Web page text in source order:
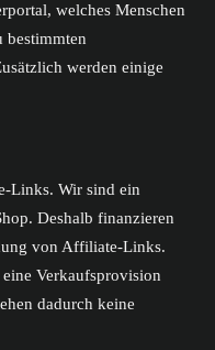
welches Menschen
bestimmten
werden einige
Links. Wir sind ein
Deshalb finanzieren
von Affiliate-Links.
Verkaufsprovision
dadurch keine